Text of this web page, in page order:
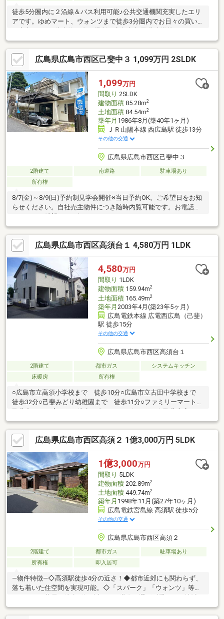
徒歩5分圏内に２沿線＆バス利用可能♪公共交通機関充実したエリ
アです。ゆめマート、ウォンツまで徒歩3分圏内でお日々の買い物
す。現地案内やご質問など、お問合せお待ちしております。
広島県広島市西区己斐中３ 1,099万円 2SLDK
1,099万円
間取り 2SLDK
建物面積85.28m2
土地面積84.54m2
築年月 1986年8月(築40年1ヶ月)
ＪＲ山陽本線 西広島駅 徒歩13分
その他の交通
広島県広島市西区己斐中３
2階建て 南道路
駐車場あり
所有権
8/7(金)～8/9(日)予約制見学会開催※当日予約OK。ご希望日をお知
らせください。自社売主物件につき随時内覧可能です。お電話か
広島県広島市西区高須台１ 4,580万円 1LDK
4,580万円
間取り 1LDK
建物面積159.94m2
土地面積165.49m2
築年月 2003年4月(築23年5ヶ月)
広島電鉄本線 広電西広島（己斐）
駅 徒歩15分
その他の交通
広島県広島市西区高須台１
2階建て 都市ガス
システムキッチン
床暖房
所有権
○広島市立高須小学校まで 徒歩10分○広島市立古田中学校まで
徒歩32分○己斐みどり幼稚園まで 徒歩11分○ファミリーマート
で 徒歩15分○はまだ小児クリニックまで 徒歩14分○石田歯科ク
リニックまで 徒歩10分○高須台第一公園まで 徒歩2分○高須台
中央バス停まで 徒歩6分
広島県広島市西区高須２ 1億3,000万円 5LDK
1億3,000万円
間取り 5LDK
建物面積202.89m2
土地面積449.74m2
築年月 1998年11月(築27年10ヶ月)
広島電鉄宮島線 高須駅 徒歩5分
その他の交通
広島県広島市西区高須２
2階建て 都市ガス
駐車場あり
所有権
即入居可
―物件特徴―◇高須駅徒歩4分の近さ！◆都市近郊にも関わらず、
落ち着いた住空間を実現可能。◇「スパーク」「ウォンツ」等の
◆電車を使うも良し。車でバイパス、高速、2号線を利用するも
良し。あらゆる生活スタイルに適応。◇公園も徒歩圏内に点在。